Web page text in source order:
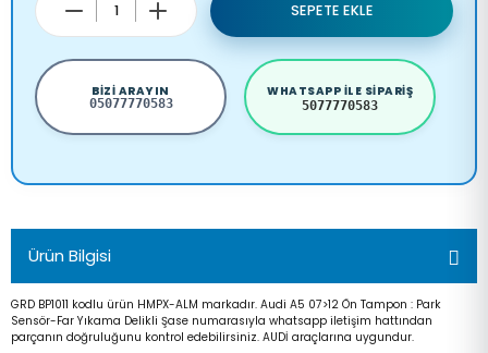
SEPETE EKLE
BIZI ARAYIN
05077770583
WHATSAPP ILE SIPARIŞ
5077770583
Ürün Bilgisi
GRD BP1011 kodlu ürün HMPX-ALM markadır. Audi A5 07>12 Ön Tampon : Park
Sensör-Far Yıkama Delikli Şase numarasıyla whatsapp iletişim hattından
parçanın doğruluğunu kontrol edebilirsiniz. AUDİ araçlarına uygundur.